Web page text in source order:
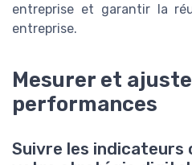
entreprise et garantir la
entreprise.
Mesurer et
performances
Suivre les indicateurs